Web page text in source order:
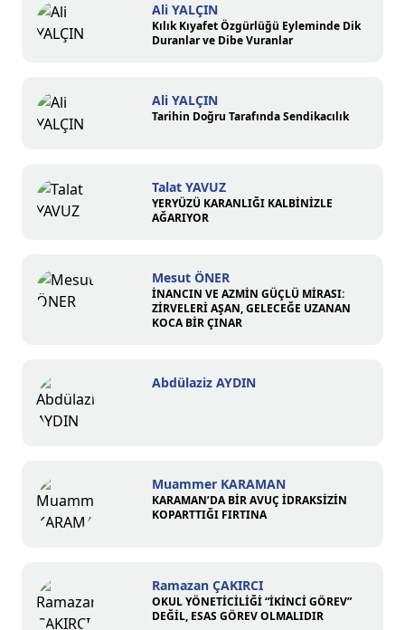
Ali YALÇIN
Kılık Kıyafet Özgürlüğü Eyleminde Dik
Duranlar ve Dibe Vuranlar
Ali YALÇIN
Tarihin Doğru Tarafında Sendikacılık
Talat YAVUZ
YERYÜZÜ KARANLIĞI KALBİNİZLE
AĞARIYOR
Mesut ÖNER
İNANCIN VE AZMİN GÜÇLÜ MİRASI:
ZİRVELERİ AŞAN, GELECEĞE UZANAN
KOCA BİR ÇINAR
Abdülaziz AYDIN
Muammer KARAMAN
KARAMAN’DA BİR AVUÇ İDRAKSİZİN
KOPARTTIĞI FIRTINA
Ramazan ÇAKIRCI
OKUL YÖNETİCİLİĞİ “İKİNCİ GÖREV”
DEĞİL, ESAS GÖREV OLMALIDIR